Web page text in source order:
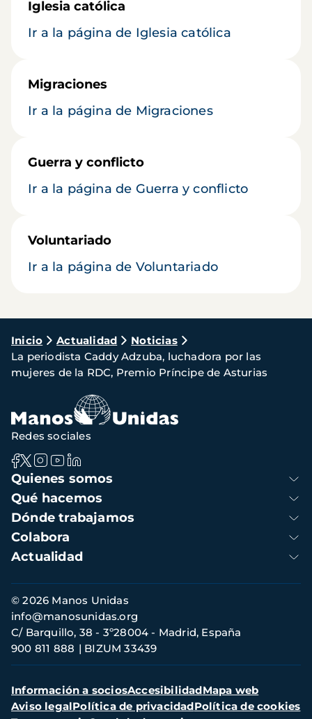
Iglesia católica
Ir a la página de Iglesia católica
Migraciones
Ir a la página de Migraciones
Guerra y conflicto
Ir a la página de Guerra y conflicto
Voluntariado
Ir a la página de Voluntariado
Ruta
de
navegación
Inicio Actualidad
Noticias
La periodista Caddy Adzuba, luchadora por las
mujeres de la RDC, Premio Príncipe de Asturias
Navegación
principal
Quienes somos
Qué hacemos
Dónde trabajamos
Colabora
Actualidad
Redes sociales
Información
de
contacto
© 2026 Manos Unidas
C/ Barquillo, 38 - 3º28004 - Madrid, España
900 811 888
BIZUM 33439
info@manosunidas.org
Menú
secundario
Información a sociosAccesibilidadMapa web
Aviso legalPolítica de privacidadPolítica de cookies